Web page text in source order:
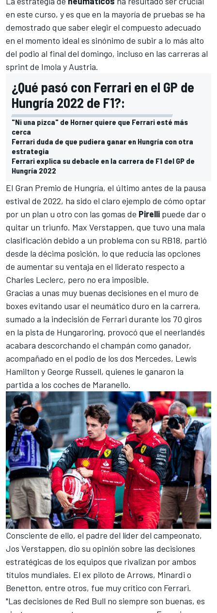
en este curso, y es que en la mayoría de pruebas se ha
demostrado que saber elegir el compuesto adecuado
en el momento ideal es sinónimo de subir a lo más alto
del podio al final del domingo, incluso en las carreras al
sprint de Imola y Austria.
¿Qué pasó con Ferrari en el GP de
Hungría 2022 de F1?:
"Ni una pizca" de Horner quiere que Ferrari esté más
cerca
Ferrari duda de que pudiera ganar en Hungría con otra
estrategia
Ferrari explica su debacle en la carrera de F1 del GP de
Hungría 2022
El Gran Premio de Hungría, el último antes de la pausa
estival de 2022, ha sido el claro ejemplo de cómo optar
por un plan u otro con las gomas de Pirelli puede dar o
quitar un triunfo. Max Verstappen, que tuvo una mala
clasificación debido a un problema con su RB18, partió
desde la décima posición, lo que reducía las opciones
de aumentar su ventaja en el liderato respecto a
Charles Leclerc, pero no era imposible.
Gracias a unas muy buenas decisiones en el muro de
boxes evitando usar el neumático duro en la carrera,
sumado a la indecisión de Ferrari durante los 70 giros
en la pista de Hungaroring, provocó que el neerlandés
acabara descorchando el champán como ganador,
acompañado en el podio de los dos Mercedes, Lewis
Hamilton y George Russell, quienes le ganaron la
partida a los coches de Maranello.
Consciente de ello, el padre del líder del campeonato,
Jos Verstappen, dio su opinión sobre las decisiones
estratégicas de los equipos que rivalizan por ambos
títulos mundiales. El ex piloto de Arrows, Minardi o
Benetton, entre otros, fue muy crítico con Ferrari.
"Las decisiones de Red Bull no siempre son buenas, es